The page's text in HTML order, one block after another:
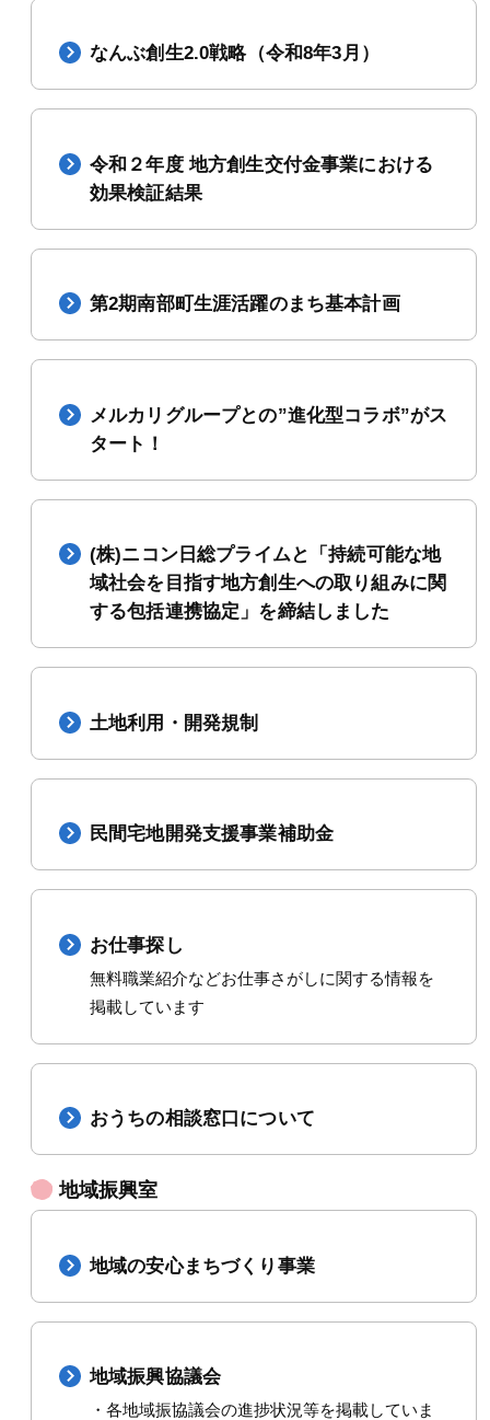
なんぶ創生2.0戦略（令和8年3月）
令和２年度 地方創生交付金事業における
効果検証結果
第2期南部町生涯活躍のまち基本計画
メルカリグループとの”進化型コラボ”がス
タート！
(株)ニコン日総プライムと「持続可能な地
域社会を目指す地方創生への取り組みに関
する包括連携協定」を締結しました
土地利用・開発規制
民間宅地開発支援事業補助金
お仕事探し
無料職業紹介などお仕事さがしに関する情報を
掲載しています
おうちの相談窓口について
地域振興室
地域の安心まちづくり事業
地域振興協議会
・各地域振協議会の進捗状況等を掲載していま